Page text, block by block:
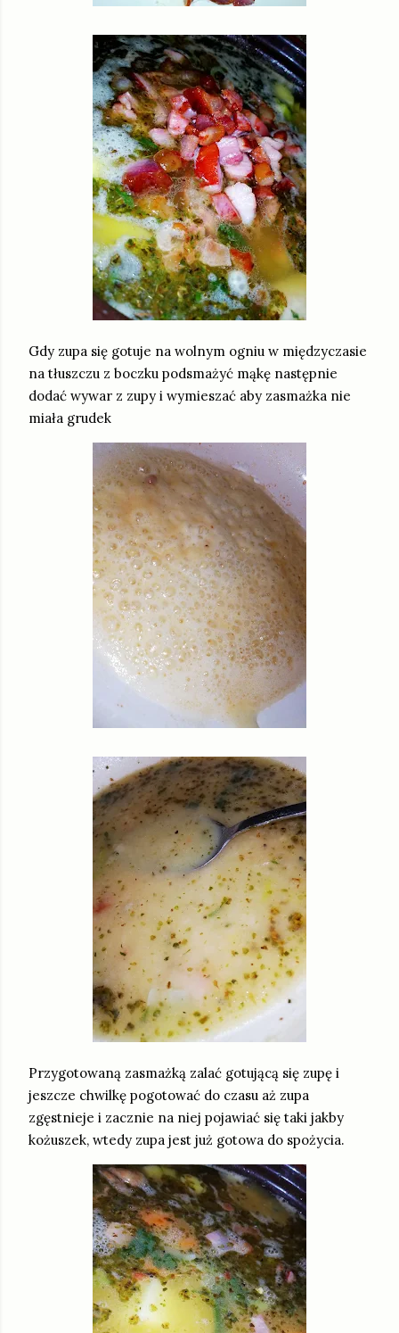
Gdy zupa się gotuje na wolnym ogniu w międzyczasie
na tłuszczu z boczku podsmażyć mąkę następnie
dodać wywar z zupy i wymieszać aby zasmażka nie
miała grudek
Przygotowaną zasmażką zalać gotującą się zupę i
jeszcze chwilkę pogotować do czasu aż zupa
zgęstnieje i zacznie na niej pojawiać się taki jakby
kożuszek, wtedy zupa jest już gotowa do spożycia.